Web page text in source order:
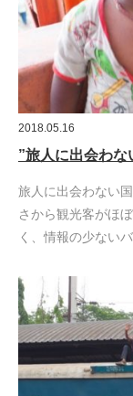
2018.05.16
”旅人に出会わな
旅人に出会わない
さから観光客がほ
く、情報の少ない